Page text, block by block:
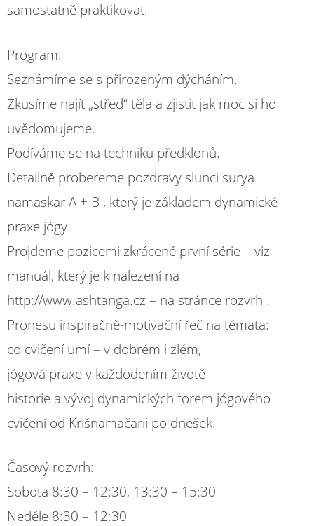
samostatně praktikovat.
Program:
Seznámíme se s přirozeným dýcháním.
Zkusíme najít „střed“ těla a zjistit jak moc si ho
uvědomujeme.
Podíváme se na techniku předklonů.
Detailně probereme pozdravy slunci surya
namaskar A + B , který je základem dynamické
praxe jógy.
Projdeme pozicemi zkrácené první série – viz
manuál, který je k nalezení na
http://www.ashtanga.cz – na stránce rozvrh .
Pronesu inspiračně-motivační řeč na témata:
co cvičení umí – v dobrém i zlém,
jógová praxe v každodením životě
historie a vývoj dynamických forem jógového
cvičení od Krišnamačarii po dnešek.
Časový rozvrh:
Sobota 8:30 – 12:30, 13:30 – 15:30
Neděle 8:30 – 12:30